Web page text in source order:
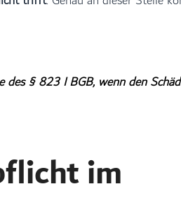
§ 823 I BGB, wenn den
im